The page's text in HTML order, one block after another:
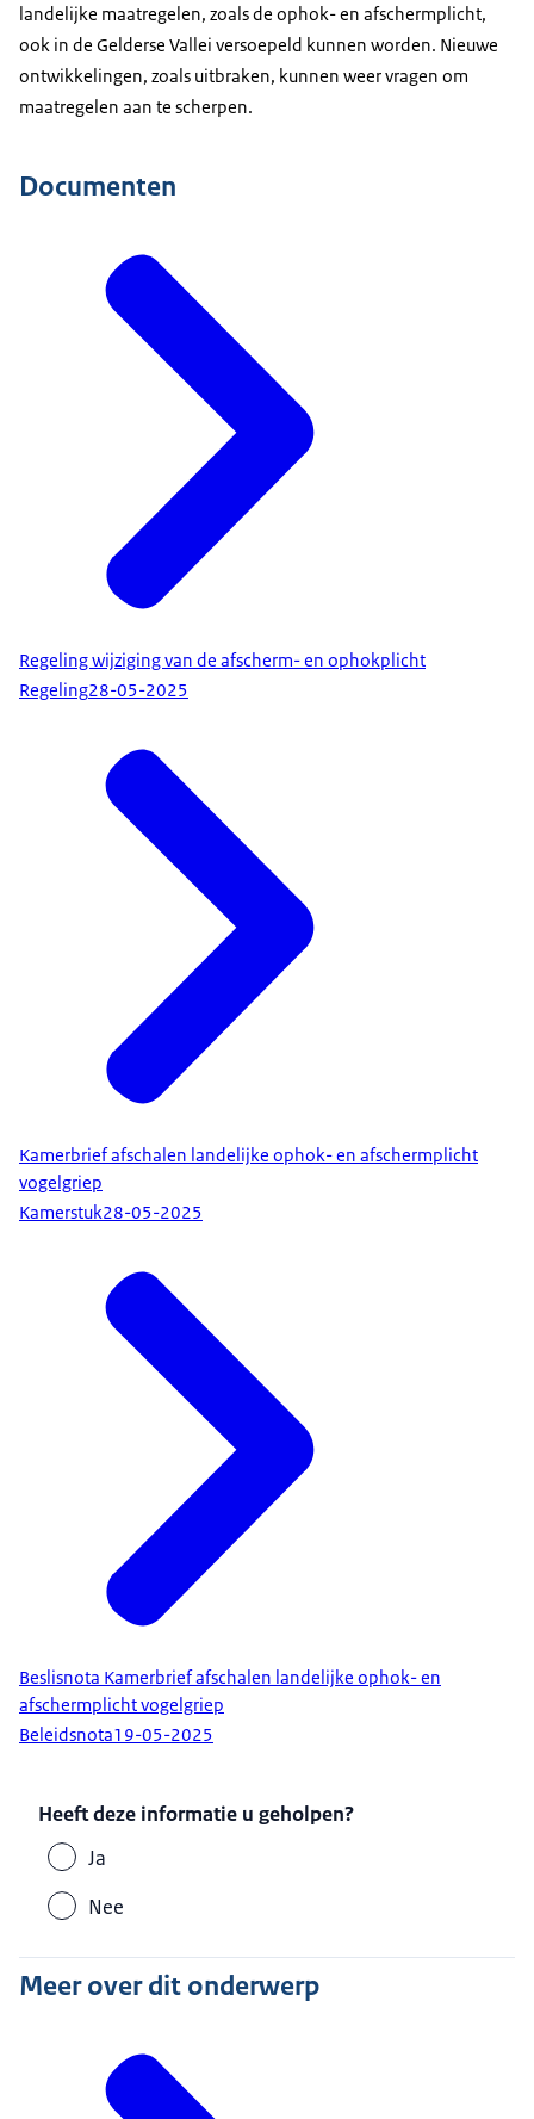
landelijke maatregelen, zoals de ophok- en afschermplicht,
ook in de Gelderse Vallei versoepeld kunnen worden. Nieuwe
ontwikkelingen, zoals uitbraken, kunnen weer vragen om
maatregelen aan te scherpen.
Documenten
Regeling wijziging van de afscherm- en ophokplicht
Regeling28-05-2025
Kamerbrief afschalen landelijke ophok- en afschermplicht
vogelgriep
Kamerstuk28-05-2025
Beslisnota Kamerbrief afschalen landelijke ophok- en
afschermplicht vogelgriep
Beleidsnota19-05-2025
Heeft deze informatie u geholpen?
Ja
Nee
Meer over dit onderwerp